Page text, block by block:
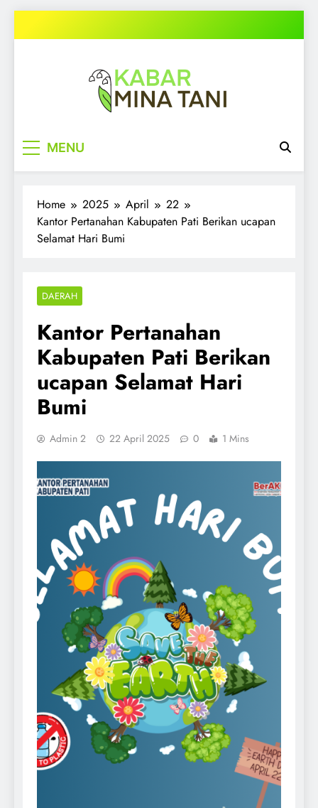
to
MENU
Home 2025 April
22
Kantor Pertanahan Kabupaten Pati Berikan ucapan
Selamat Hari Bumi
DAERAH
Kantor Pertanahan
Kabupaten Pati Berikan
ucapan Selamat Hari
Bumi
Admin 2 22 April 2025 0 1 Mins